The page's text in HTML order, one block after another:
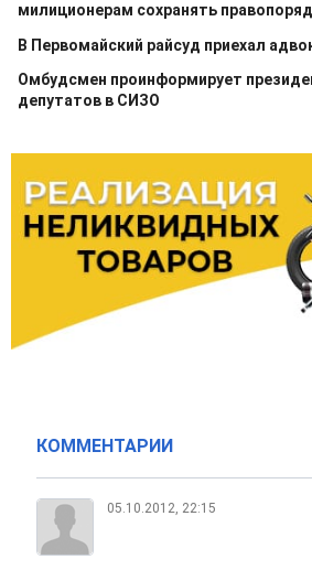
милиционерам сохранять
В Первомайский райсуд приехал
Омбудсмен проинформирует
депутатов в СИЗО
КОММЕНТАРИИ
05.10.2012, 22:15